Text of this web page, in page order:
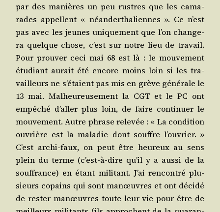
par des manières un peu rustres que les cama­
rades appellent « néan­der­tha­liennes ». Ce n’est
pas avec les jeunes uni­que­ment que l’on chan­ge­
ra quelque chose, c’est sur notre lieu de tra­vail.
Pour prou­ver ceci mai 68 est là : le mou­ve­ment
étu­diant aurait été encore moins loin si les tra­
vailleurs ne s’étaient pas mis en grève géné­rale le
13 mai. Mal­heu­reu­se­ment la CGT et le PC ont
empê­ché d’aller plus loin, de faire conti­nuer le
mou­ve­ment. Autre phrase rele­vée : « La condi­tion
ouvrière est la mala­die dont souffre l’ouvrier. »
C’est archi-faux, on peut être heu­reux au sens
plein du terme (c’est-à-dire qu’il y a aus­si de la
souf­france) en étant mili­tant. J’ai ren­con­tré plu­
sieurs copains qui sont manœuvres et ont déci­dé
de res­ter manœuvres toute leur vie pour être de